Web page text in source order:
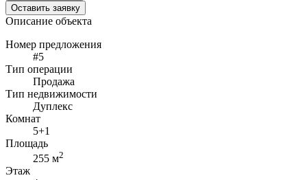
Оставить заявку
Описание объекта
Номер предложения
#5
Тип операции
Продажа
Тип недвижимости
Дуплекс
Комнат
5+1
Площадь
255 м2
Этаж